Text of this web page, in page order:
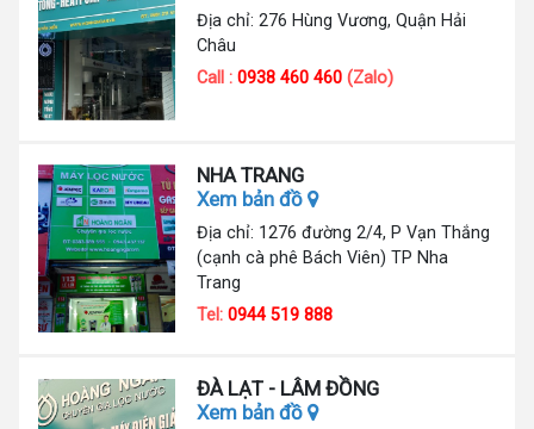
Địa chỉ: 276 Hùng Vương, Quận Hải
Châu
Call :0938 460 460 (Zalo)
NHA TRANG
Xem bản đồ
Địa chỉ: 1276 đường 2/4, P Vạn Thắng
(cạnh cà phê Bách Viên) TP Nha
Trang
Tel:0944 519 888
ĐÀ LẠT - LÂM ĐỒNG
Xem bản đồ